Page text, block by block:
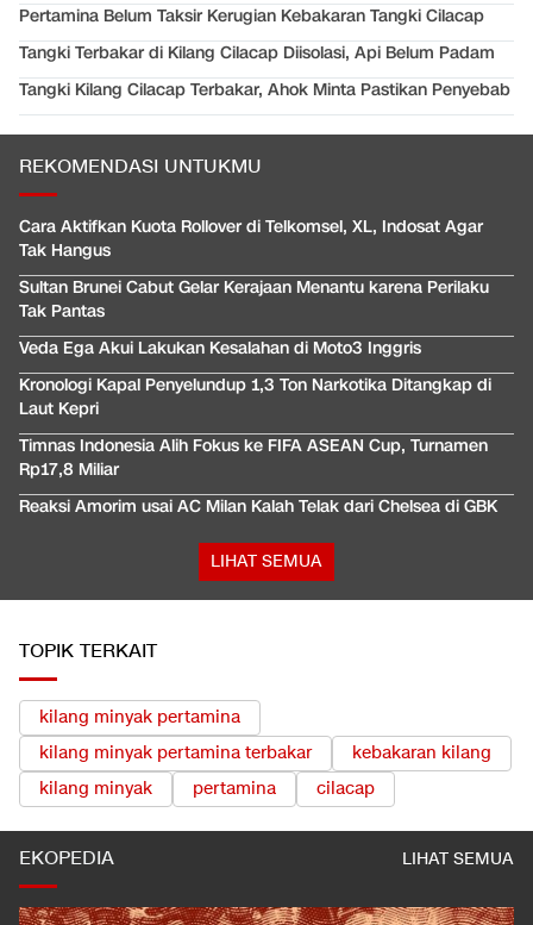
Pertamina Belum Taksir Kerugian Kebakaran Tangki Cilacap
Tangki Terbakar di Kilang Cilacap Diisolasi, Api Belum Padam
Tangki Kilang Cilacap Terbakar, Ahok Minta Pastikan Penyebab
REKOMENDASI UNTUKMU
Cara Aktifkan Kuota Rollover di Telkomsel, XL, Indosat Agar
Tak Hangus
Sultan Brunei Cabut Gelar Kerajaan Menantu karena Perilaku
Tak Pantas
Veda Ega Akui Lakukan Kesalahan di Moto3 Inggris
Kronologi Kapal Penyelundup 1,3 Ton Narkotika Ditangkap di
Laut Kepri
Timnas Indonesia Alih Fokus ke FIFA ASEAN Cup, Turnamen
Rp17,8 Miliar
Reaksi Amorim usai AC Milan Kalah Telak dari Chelsea di GBK
LIHAT SEMUA
TOPIK TERKAIT
kilang minyak pertamina
kilang minyak pertamina terbakar
kebakaran kilang
kilang minyak
pertamina cilacap
EKOPEDIA LIHAT SEMUA